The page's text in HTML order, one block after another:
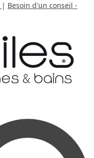
| Besoin d'un conseil -